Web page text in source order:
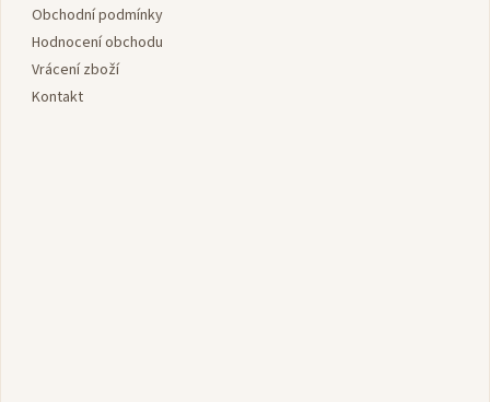
Obchodní podmínky
Hodnocení obchodu
Vrácení zboží
Kontakt